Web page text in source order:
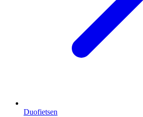
Duofietsen